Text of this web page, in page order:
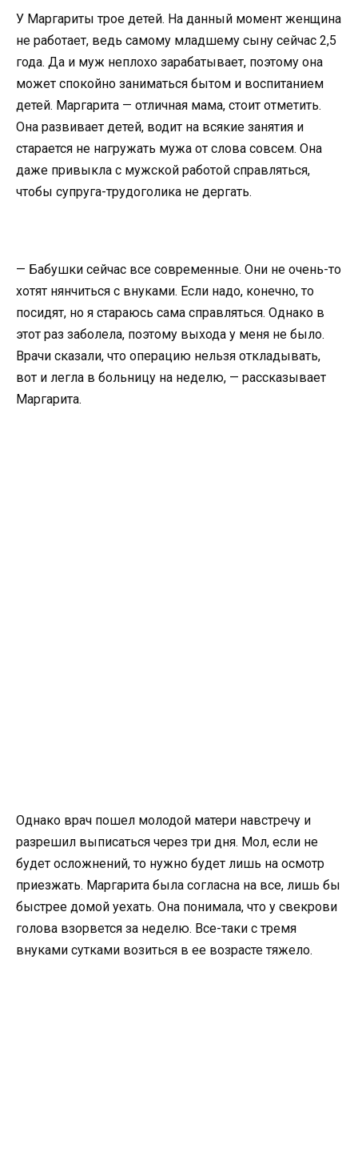
У Маргариты трое детей. На данный момент женщина
не работает, ведь самому младшему сыну сейчас 2,5
года. Да и муж неплохо зарабатывает, поэтому она
может спокойно заниматься бытом и воспитанием
детей. Маргарита — отличная мама, стоит отметить.
Она развивает детей, водит на всякие занятия и
старается не нагружать мужа от слова совсем. Она
даже привыкла с мужской работой справляться,
чтобы супруга-трудоголика не дергать.
— Бабушки сейчас все современные. Они не очень-то
хотят нянчиться с внуками. Если надо, конечно, то
посидят, но я стараюсь сама справляться. Однако в
этот раз заболела, поэтому выхода у меня не было.
Врачи сказали, что операцию нельзя откладывать,
вот и легла в больницу на неделю, — рассказывает
Маргарита.
Однако врач пошел молодой матери навстречу и
разрешил выписаться через три дня. Мол, если не
будет осложнений, то нужно будет лишь на осмотр
приезжать. Маргарита была согласна на все, лишь бы
быстрее домой уехать. Она понимала, что у свекрови
голова взорвется за неделю. Все-таки с тремя
внуками сутками возиться в ее возрасте тяжело.